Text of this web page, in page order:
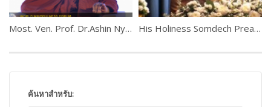
Most. Ven. Prof. Dr.Ashin Nyanissara His Holiness Somdech Preah Mahasangharajah Bour Kry, Cambodia
ค้นหาสำหรับ: